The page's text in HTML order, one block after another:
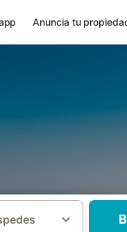
Anuncia tu